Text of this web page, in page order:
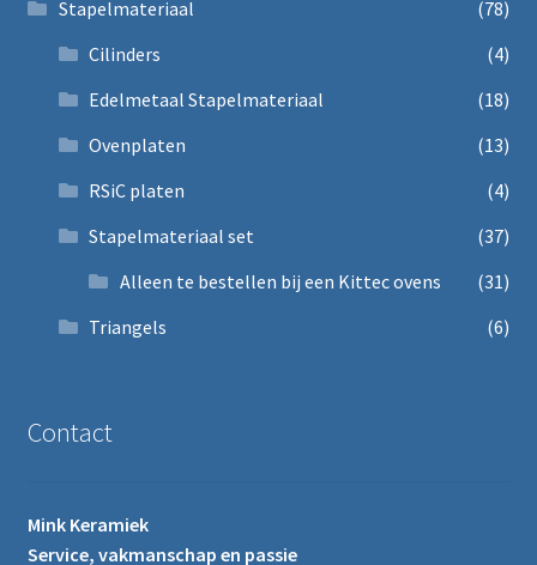
Stapelmateriaal
(78)
Cilinders
(4)
Edelmetaal Stapelmateriaal
(18)
Ovenplaten
(13)
RSiC platen
(4)
Stapelmateriaal set
(37)
Alleen te bestellen bij een Kittec ovens
(31)
Triangels
(6)
Contact
Mink Keramiek
Service, vakmanschap en passie